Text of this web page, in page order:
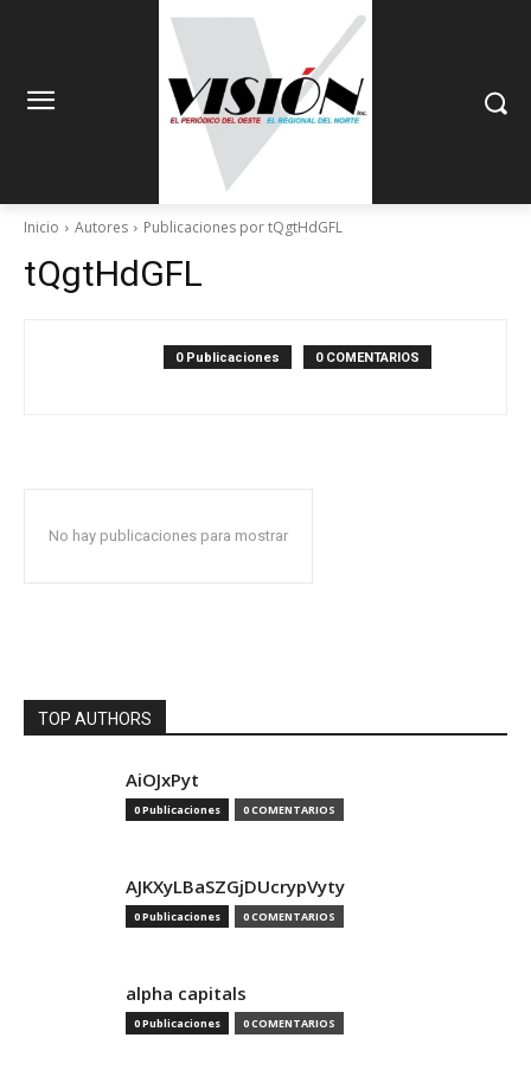
Inicio Autores Publicaciones por tQgtHdGFL
tQgtHdGFL
0 Publicaciones 0 COMENTARIOS
No hay publicaciones para mostrar
TOP AUTHORS
AiOJxPyt
0 Publicaciones 0 COMENTARIOS
AJKXyLBaSZGjDUcrypVyty
0 Publicaciones 0 COMENTARIOS
alpha capitals
0 Publicaciones 0 COMENTARIOS